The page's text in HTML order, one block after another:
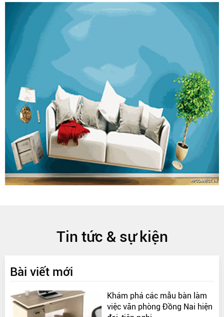
Tin tức & sự kiện
Bài viết mới
Khám phá các mẫu bàn làm
việc văn phòng Đồng Nai hiện